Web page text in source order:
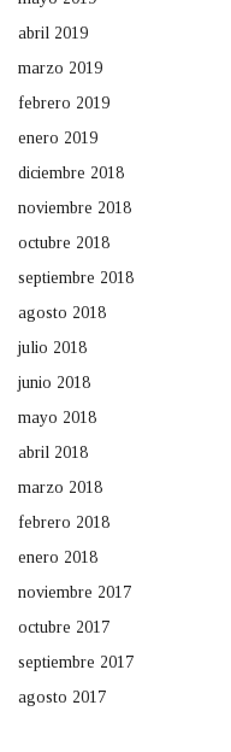
abril 2019
marzo 2019
febrero 2019
enero 2019
diciembre 2018
noviembre 2018
octubre 2018
septiembre 2018
agosto 2018
julio 2018
junio 2018
mayo 2018
abril 2018
marzo 2018
febrero 2018
enero 2018
noviembre 2017
octubre 2017
septiembre 2017
agosto 2017